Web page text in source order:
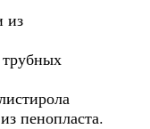
из
пенопласта.